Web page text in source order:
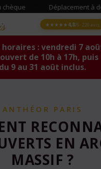
: vendredi 7
de 10h à 17h,
du 9 au 31 août inclus.
Déplacement à domicile sur
★★★★★4,8/5 · 220 avis
ANTHÉOR PARIS
EN
MASSIF ?